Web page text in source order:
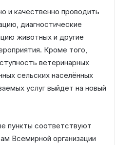
и качественно проводить
диагностические
животных и другие
Кроме того,
ветеринарных
сельских населённых
услуг выйдет на новый
пункты соответствуют
Всемирной организации